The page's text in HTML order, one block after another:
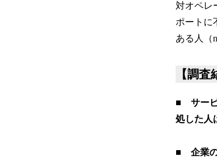
対オペレ
ポートに
ある人（n
【調査
■ サービ
処した人
■ 企業の